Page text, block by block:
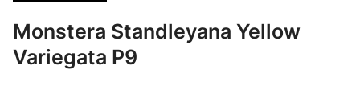
Monstera Standleyana Yellow
Variegata P9